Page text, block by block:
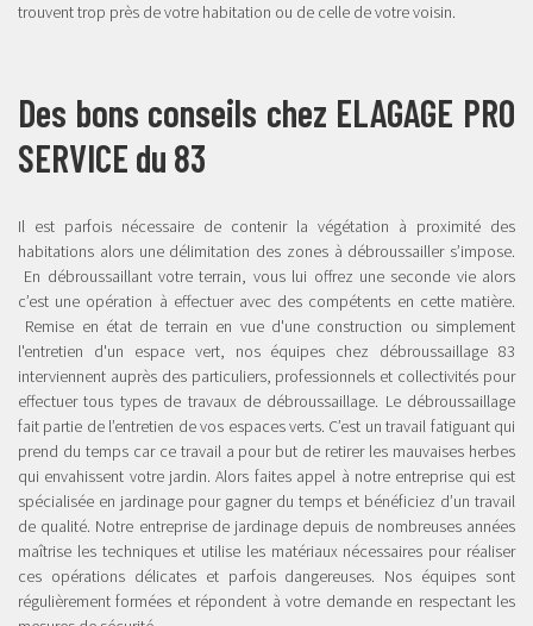
trouvent trop près de votre habitation ou de celle de votre voisin.
Des bons conseils chez ELAGAGE PRO
SERVICE du 83
Il est parfois nécessaire de contenir la végétation à proximité des
habitations alors une délimitation des zones à débroussailler s’impose.
En débroussaillant votre terrain, vous lui offrez une seconde vie alors
c’est une opération à effectuer avec des compétents en cette matière.
Remise en état de terrain en vue d'une construction ou simplement
l'entretien d'un espace vert, nos équipes chez débroussaillage 83
interviennent auprès des particuliers, professionnels et collectivités pour
effectuer tous types de travaux de débroussaillage. Le débroussaillage
fait partie de l’entretien de vos espaces verts. C’est un travail fatiguant qui
prend du temps car ce travail a pour but de retirer les mauvaises herbes
qui envahissent votre jardin. Alors faites appel à notre entreprise qui est
spécialisée en jardinage pour gagner du temps et bénéficiez d’un travail
de qualité. Notre entreprise de jardinage depuis de nombreuses années
maîtrise les techniques et utilise les matériaux nécessaires pour réaliser
ces opérations délicates et parfois dangereuses. Nos équipes sont
régulièrement formées et répondent à votre demande en respectant les